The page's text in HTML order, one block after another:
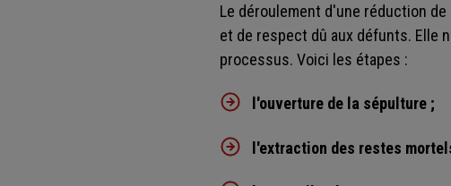
Le déroulement d'une réduction
et de respect dû aux défunts. Elle
processus. Voici les étapes :
l'ouverture de la sépulture ;
l'extraction des restes